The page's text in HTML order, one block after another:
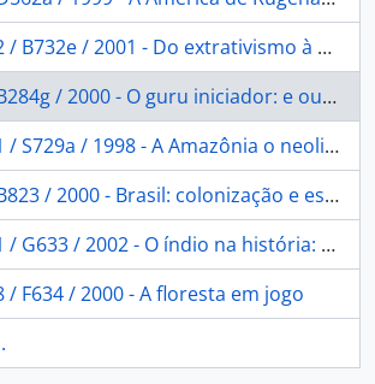
- Do extrativismo à pecuária: algumas observações sobre a história econômica de Mato Grosso 1870 a 1930.
/ 2000 - O guru iniciador: e outras variações antropológicas.
- A Amazônia o neoliberalismo e a globalização: da conquista e posse ao monopólio do capital financeiro.
/ 2000 - Brasil: colonização e escravidão.
/ 2002 - O índio na história: o povo Tenetehara em busca da liberdade.
/ F634 / 2000 - A floresta em jogo